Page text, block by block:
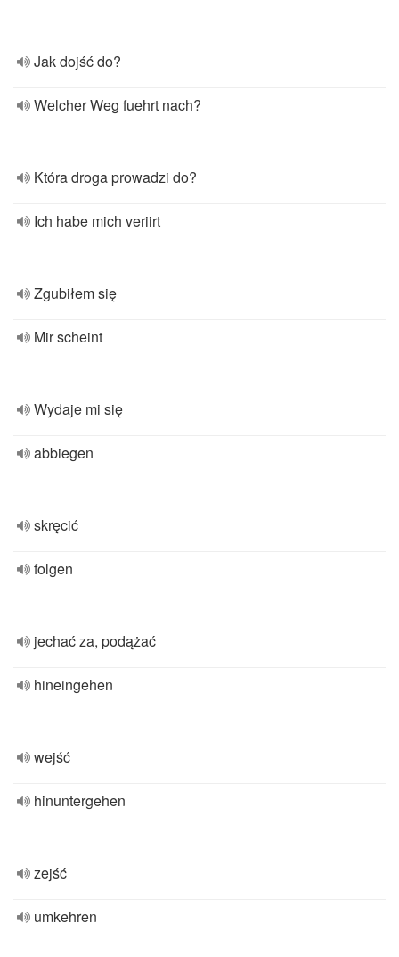
Jak dojść do?
Welcher Weg fuehrt nach?
Która droga prowadzi do?
Ich habe mich veriirt
Zgubiłem się
Mir scheint
Wydaje mi się
abbiegen
skręcić
folgen
jechać za, podążać
hineingehen
wejść
hinuntergehen
zejść
umkehren